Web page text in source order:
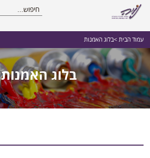
עמוד הבית >בלוג האמנות
בלוג האמנות